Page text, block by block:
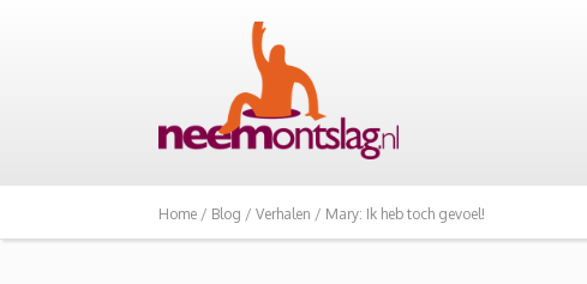
Home / Blog / Verhalen / Mary: Ik heb toch gevoel!